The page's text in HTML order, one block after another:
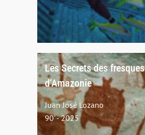
Les Secrets des fresques
d’Amazonie
Juan José Lozano
90' - 2025